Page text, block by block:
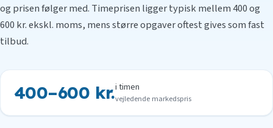
og prisen følger med. Timeprisen ligger typisk mellem 400 og
600 kr. ekskl. moms, mens større opgaver oftest gives som fast
tilbud.
400–600 kr.i timen
vejledende markedspris